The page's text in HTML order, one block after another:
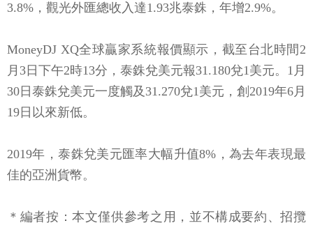
3.8%，觀光外匯總收入達1.93兆泰銖，年增2.9%。
MoneyDJ XQ全球贏家系統報價顯示，截至台北時間2
月3日下午2時13分，泰銖兌美元報31.180兌1美元。1月
30日泰銖兌美元一度觸及31.270兌1美元，創2019年6月
19日以來新低。
2019年，泰銖兌美元匯率大幅升值8%，為去年表現最
佳的亞洲貨幣。
＊編者按：本文僅供參考之用，並不構成要約、招攬